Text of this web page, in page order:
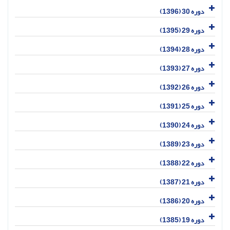
دوره 30 (1396)
دوره 29 (1395)
دوره 28 (1394)
دوره 27 (1393)
دوره 26 (1392)
دوره 25 (1391)
دوره 24 (1390)
دوره 23 (1389)
دوره 22 (1388)
دوره 21 (1387)
دوره 20 (1386)
دوره 19 (1385)